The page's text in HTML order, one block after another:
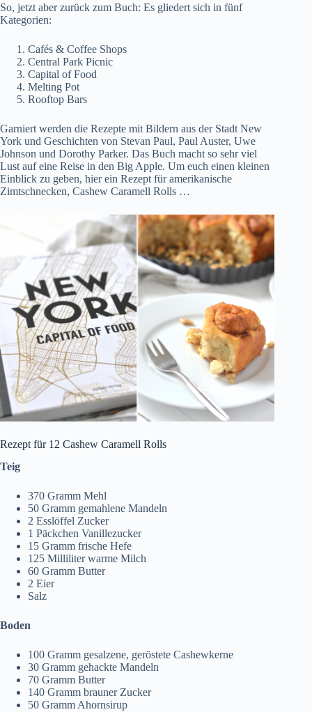
So, jetzt aber zurück zum Buch: Es gliedert sich in fünf
Kategorien:
Cafés & Coffee Shops
Central Park Picnic
Capital of Food
Melting Pot
Rooftop Bars
Garniert werden die Rezepte mit Bildern aus der Stadt New
York und Geschichten von Stevan Paul, Paul Auster, Uwe
Johnson und Dorothy Parker. Das Buch macht so sehr viel
Lust auf eine Reise in den Big Apple. Um euch einen kleinen
Einblick zu geben, hier ein Rezept für amerikanische
Zimtschnecken, Cashew Caramell Rolls …
Rezept für 12 Cashew Caramell Rolls
Teig
370 Gramm Mehl
50 Gramm gemahlene Mandeln
2 Esslöffel Zucker
1 Päckchen Vanillezucker
15 Gramm frische Hefe
125 Milliliter warme Milch
60 Gramm Butter
2 Eier
Salz
Boden
100 Gramm gesalzene, geröstete Cashewkerne
30 Gramm gehackte Mandeln
70 Gramm Butter
140 Gramm brauner Zucker
50 Gramm Ahornsirup